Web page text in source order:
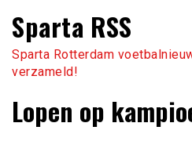
Sparta RSS
Sparta Rotterdam
verzameld!
Lopen op